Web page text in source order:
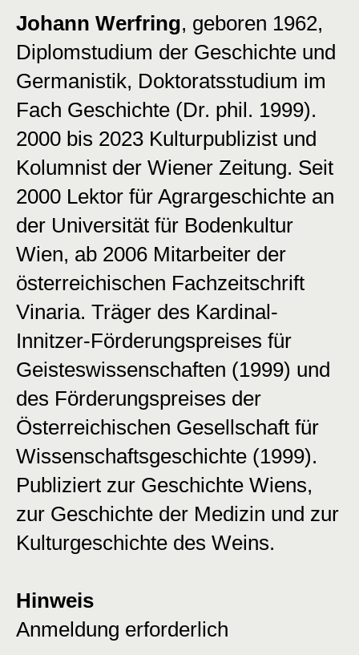
Johann Werfring, geboren 1962,
Diplomstudium der Geschichte und
Germanistik, Doktoratsstudium im
Fach Geschichte (Dr. phil. 1999).
2000 bis 2023 Kulturpublizist und
Kolumnist der Wiener Zeitung. Seit
2000 Lektor für Agrargeschichte an
der Universität für Bodenkultur
Wien, ab 2006 Mitarbeiter der
österreichischen Fachzeitschrift
Vinaria. Träger des Kardinal-
Innitzer-Förderungspreises für
Geisteswissenschaften (1999) und
des Förderungspreises der
Österreichischen Gesellschaft für
Wissenschaftsgeschichte (1999).
Publiziert zur Geschichte Wiens,
zur Geschichte der Medizin und zur
Kulturgeschichte des Weins.
Hinweis
Anmeldung erforderlich